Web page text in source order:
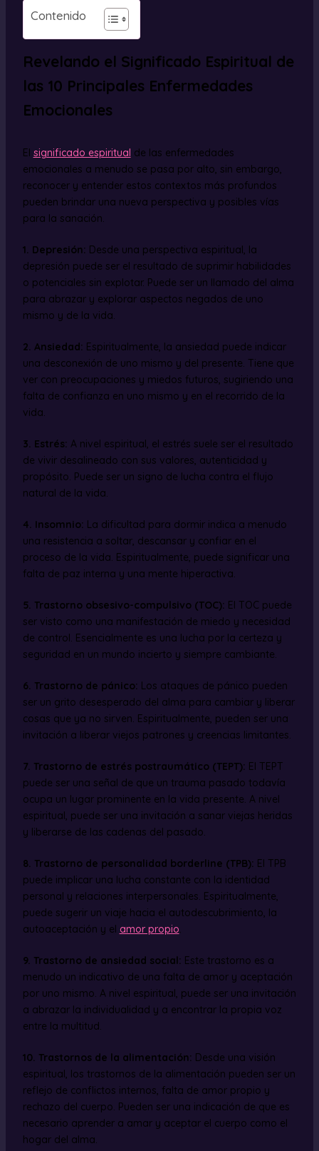
Contenido
Revelando el Significado Espiritual de
las 10 Principales Enfermedades
Emocionales
El significado espiritual de las enfermedades
emocionales a menudo se pasa por alto, sin embargo,
reconocer y entender estos contextos más profundos
pueden brindar una nueva perspectiva y posibles vías
para la sanación.
1. Depresión: Desde una perspectiva espiritual, la
depresión puede ser el resultado de suprimir habilidades
o potenciales sin explotar. Puede ser un llamado del alma
para abrazar y explorar aspectos negados de uno
mismo y de la vida.
2. Ansiedad: Espiritualmente, la ansiedad puede indicar
una desconexión de uno mismo y del presente. Tiene que
ver con preocupaciones y miedos futuros, sugiriendo una
falta de confianza en uno mismo y en el recorrido de la
vida.
3. Estrés: A nivel espiritual, el estrés suele ser el resultado
de vivir desalineado con sus valores, autenticidad y
propósito. Puede ser un signo de lucha contra el flujo
natural de la vida.
4. Insomnio: La dificultad para dormir indica a menudo
una resistencia a soltar, descansar y confiar en el
proceso de la vida. Espiritualmente, puede significar una
falta de paz interna y una mente hiperactiva.
5. Trastorno obsesivo-compulsivo (TOC): El TOC puede
ser visto como una manifestación de miedo y necesidad
de control. Esencialmente es una lucha por la certeza y
seguridad en un mundo incierto y siempre cambiante.
6. Trastorno de pánico: Los ataques de pánico pueden
ser un grito desesperado del alma para cambiar y liberar
cosas que ya no sirven. Espiritualmente, pueden ser una
invitación a liberar viejos patrones y creencias limitantes.
7. Trastorno de estrés postraumático (TEPT): El TEPT
puede ser una señal de que un trauma pasado todavía
ocupa un lugar prominente en la vida presente. A nivel
espiritual, puede ser una invitación a sanar viejas heridas
y liberarse de las cadenas del pasado.
8. Trastorno de personalidad borderline (TPB): El TPB
puede implicar una lucha constante con la identidad
personal y relaciones interpersonales. Espiritualmente,
puede sugerir un viaje hacia el autodescubrimiento, la
autoaceptación y el amor propio
9. Trastorno de ansiedad social: Este trastorno es a
menudo un indicativo de una falta de amor y aceptación
por uno mismo. A nivel espiritual, puede ser una invitación
a abrazar la individualidad y a encontrar la propia voz
entre la multitud.
10. Trastornos de la alimentación: Desde una visión
espiritual, los trastornos de la alimentación pueden ser un
reflejo de conflictos internos, falta de amor propio y
rechazo del cuerpo. Pueden ser una indicación de que es
necesario aprender a amar y aceptar el cuerpo como el
hogar del alma.